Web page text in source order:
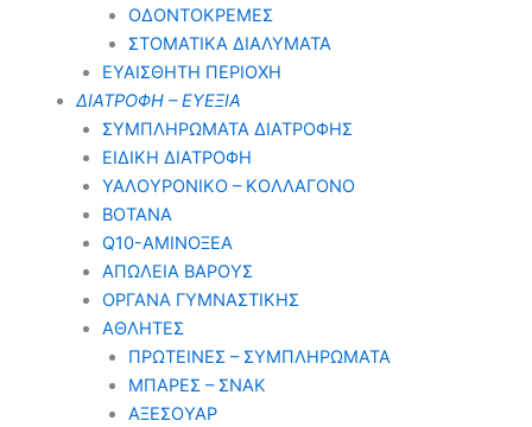
ΟΔΟΝΤΟΚΡΕΜΕΣ
ΣΤΟΜΑΤΙΚΑ ΔΙΑΛΥΜΑΤΑ
ΕΥΑΙΣΘΗΤΗ ΠΕΡΙΟΧΗ
ΔΙΑΤΡΟΦΗ – ΕΥΕΞΙΑ
ΣΥΜΠΛΗΡΩΜΑΤΑ ΔΙΑΤΡΟΦΗΣ
ΕΙΔΙΚΗ ΔΙΑΤΡΟΦΗ
ΥΑΛΟΥΡΟΝΙΚΟ – ΚΟΛΛΑΓΟΝΟ
ΒΟΤΑΝΑ
Q10-ΑΜΙΝΟΞΕΑ
ΑΠΩΛΕΙΑ ΒΑΡΟΥΣ
ΟΡΓΑΝΑ ΓΥΜΝΑΣΤΙΚΗΣ
ΑΘΛΗΤΕΣ
ΠΡΩΤΕΙΝΕΣ – ΣΥΜΠΛΗΡΩΜΑΤΑ
ΜΠΑΡΕΣ – ΣΝΑΚ
ΑΞΕΣΟΥΑΡ